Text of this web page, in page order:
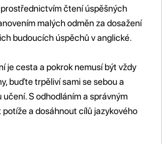
čtení úspěšných
malých odměn za dosažení
budoucích úspěchů v anglické.
je cesta a pokrok nemusí být vždy
buďte trpěliví sami se sebou a
S odhodláním a správným
a dosáhnout cílů jazykového